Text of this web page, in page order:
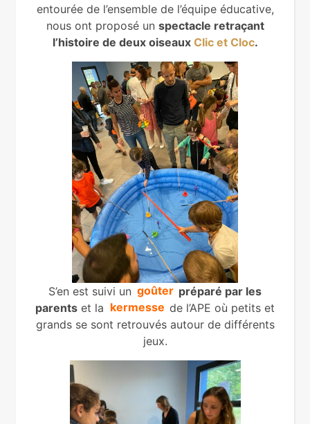
entourée de l’ensemble de l’équipe éducative,
nous ont proposé un spectacle retraçant
l’histoire de deux oiseaux Clic et Cloc.
S’en est suivi un goûter préparé par les
parents et la kermesse de l’APE où petits et
grands se sont retrouvés autour de différents
jeux.